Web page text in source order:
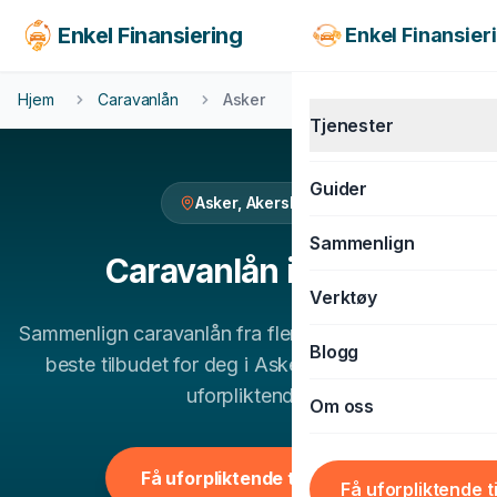
Enkel Finansiering Enkel
Tjenester
MC-lån
BOLIG & LIVSSTIL
Guider
Sammenlign
Verktøy
Blogg
Om oss
Få uforpliktende
Hjem Caravanlån Asker
Asker, Akershus
Caravanlån i
Sammenlign caravanlån fra flere banker og finn det
beste tilbudet for deg i Asker
. 100% gratis og
uforpliktende.
Få uforpliktende tilbud